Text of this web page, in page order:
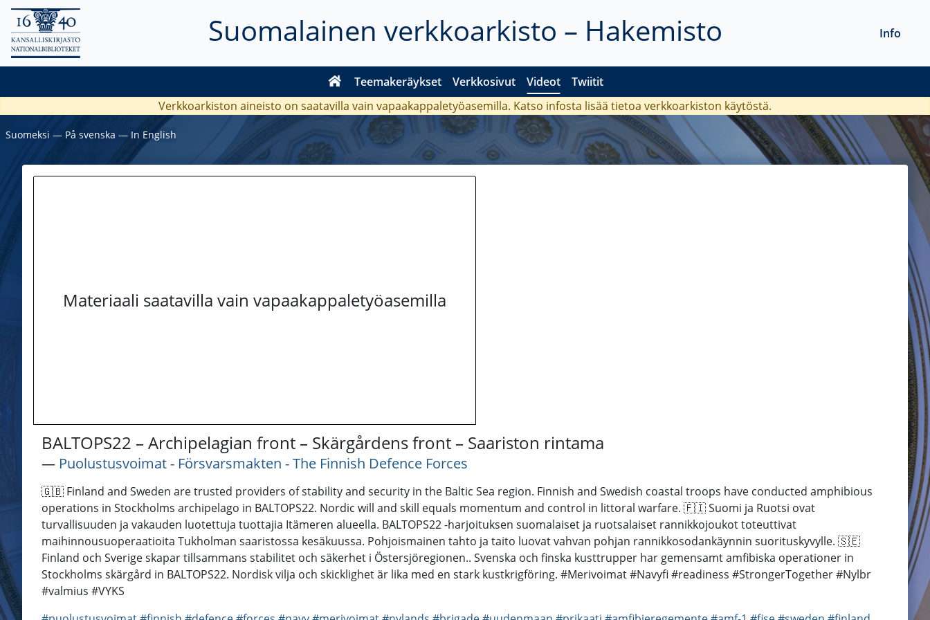
Suomalainen verkkoarkisto – Hakemisto
Teemakeräykset Verkkosivut Videot Twiitit
Info
Verkkoarkiston aineisto on saatavilla vain vapaakappaletyöasemilla. Katso infosta lisää tietoa verkkoarkiston käytöstä.
Suomeksi ― På svenska ― In English
Materiaali saatavilla vain vapaakappaletyöasemilla
BALTOPS22 – Archipelagian front – Skärgårdens front – Saariston rintama
― Puolustusvoimat - Försvarsmakten - The Finnish Defence Forces
🇬🇧 Finland and Sweden are trusted providers of stability and security in the Baltic Sea region. Finnish and Swedish coastal troops have conducted amphibious
operations in Stockholms archipelago in BALTOPS22. Nordic will and skill equals momentum and control in littoral warfare. 🇫🇮 Suomi ja Ruotsi ovat
turvallisuuden ja vakauden luotettuja tuottajia Itämeren alueella. BALTOPS22 -harjoituksen suomalaiset ja ruotsalaiset rannikkojoukot toteuttivat
maihinnousuoperaatioita Tukholman saaristossa kesäkuussa. Pohjoismainen tahto ja taito luovat vahvan pohjan rannikkosodankäynnin suorituskyvylle. 🇸🇪
Finland och Sverige skapar tillsammans stabilitet och säkerhet i Östersjöregionen.. Svenska och finska kusttrupper har gemensamt amfibiska operationer in
Stockholms skärgård in BALTOPS22. Nordisk vilja och skicklighet är lika med en stark kustkrigföring. #Merivoimat #Navyfi #readiness #StrongerTogether #Nylbr
#valmius #VYKS